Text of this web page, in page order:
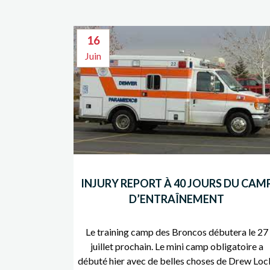
16
Juin
INJURY REPORT À 40 JOURS DU
D’ENTRAÎNEMENT
Le training camp des Broncos débutera le 27
juillet prochain. Le mini camp obligatoire a
débuté hier avec de belles choses de Drew